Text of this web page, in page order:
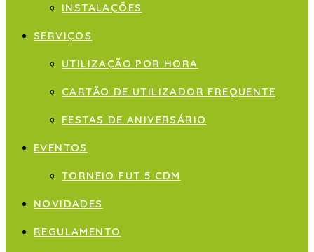
INSTALAÇÕES
SERVIÇOS
UTILIZAÇÃO POR HORA
CARTÃO DE UTILIZADOR FREQUENTE
FESTAS DE ANIVERSÁRIO
EVENTOS
TORNEIO FUT 5 CDM
NOVIDADES
REGULAMENTO